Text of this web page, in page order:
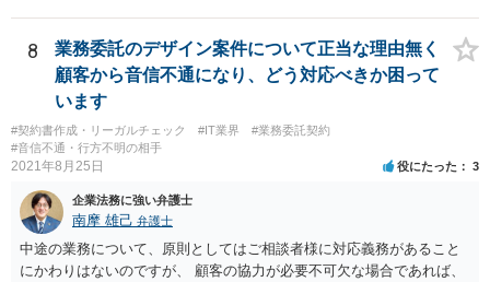
も、その指定商品・指定役務に関する商標登録を取り消すことについ
て、審判を請求することができます(商標法第50条第1項)。 また、登録
商標を有する企業から対象となる商標権を譲り受ける方法もあり得ま
す。 いずれにしても、詳しい事情に基づく判断を要するご事案かと思
われますので、一度、商標権に詳しい弁護士や弁理士に直接相談の
上、今後の方針の検討をなさってみるとよろしいかと思います。
8
業務委託のデザイン案件について正当な理由無く
顧客から音信不通になり、どう対応べきか困って
います
#契約書作成・リーガルチェック #IT業界
#業務委託契約
#音信不通・行方不明の相手
2021年8月25日 役にたった 3
企業法務に強い弁護士
南摩 雄己 弁護士
中途の業務について、原則としてはご相談者様に対応義務があること
にかわりはないのですが、 顧客の協力が必要不可欠な場合であれば、